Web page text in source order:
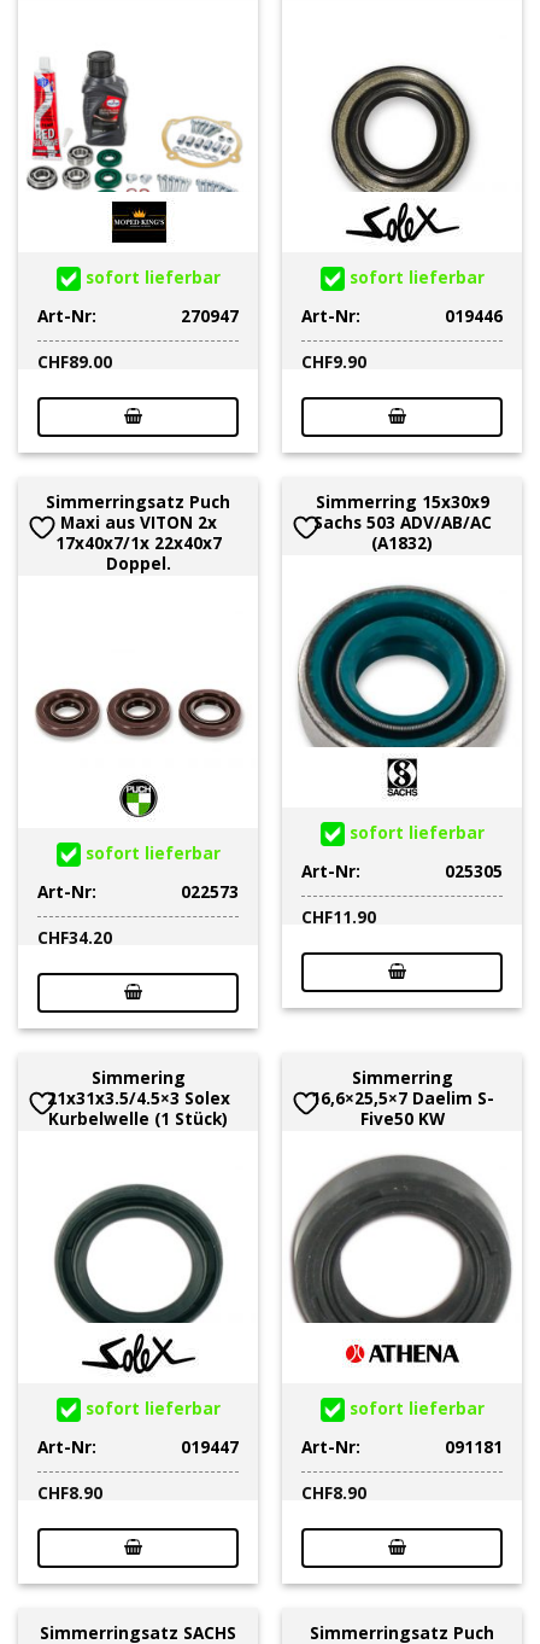
sofort lieferbar
Art-Nr:
270947
CHF89.00
sofort lieferbar
Art-Nr:
019446
CHF9.90
Simmerringsatz Puch
Maxi aus VITON 2x
17x40x7/1x 22x40x7
Doppel.
sofort lieferbar
Art-Nr:
022573
CHF34.20
Simmerring 15x30x9
Sachs 503 ADV/AB/AC
(A1832)
sofort lieferbar
Art-Nr:
025305
CHF11.90
Simmering
21x31x3.5/4.5×3 Solex
Kurbelwelle (1 Stück)
sofort lieferbar
Art-Nr:
019447
CHF8.90
Simmerring
16,6×25,5×7 Daelim S-
Five50 KW
sofort lieferbar
Art-Nr:
091181
CHF8.90
Simmerringsatz SACHS
Simmerringsatz Puch